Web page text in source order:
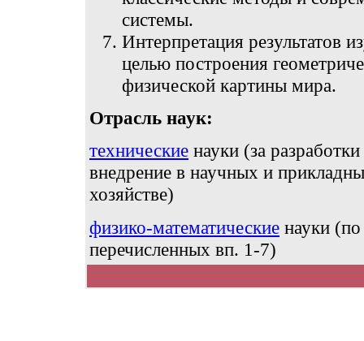
системы.
Интерпретация результатов
целью построения
физической картины мира.
Отрасль наук:
технические науки (за
внедрение в научных и
хозяйстве)
физико-математические науки
перечисленных вп. 1-7)